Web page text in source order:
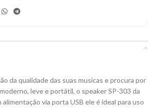
da qualidade das suas musicas e procura por
leve e portátil, o speaker SP-303 da
via porta USB ele é ideal para uso